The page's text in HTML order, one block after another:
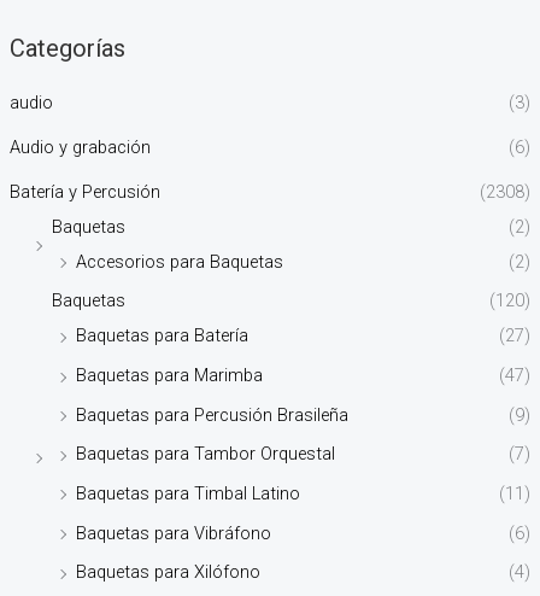
Categorías
audio (3)
Audio y grabación (6)
Batería y Percusión
(2308)
Baquetas
(2)
Accesorios para Baquetas
(2)
Baquetas
(120)
Baquetas para Batería
(27)
Baquetas para Marimba
(47)
Baquetas para Percusión Brasileña
(9)
Baquetas para Tambor Orquestal
(7)
Baquetas para Timbal Latino
(11)
Baquetas para Vibráfono
(6)
Baquetas para Xilófono
(4)